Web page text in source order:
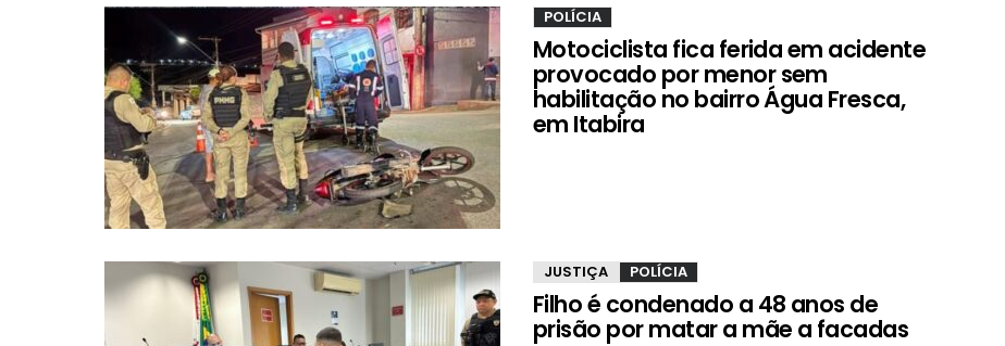
POLÍCIA
Motociclista fica ferida em acidente
provocado por menor sem
habilitação no bairro Água Fresca,
em Itabira
JUSTIÇA POLÍCIA
Filho é condenado a 48 anos de
prisão por matar a mãe a facadas